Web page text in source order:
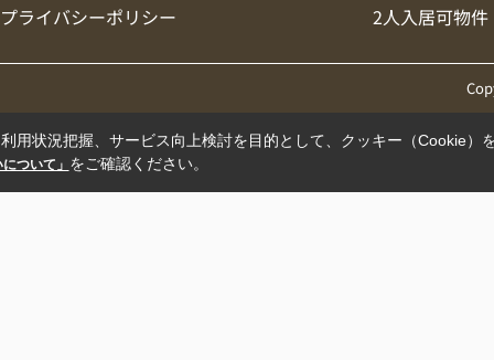
プライバシーポリシー
2人入居可物件
用状況把握、サービス向上検討を目的として、クッキー（Cookie）
ついて」 をご確認ください。